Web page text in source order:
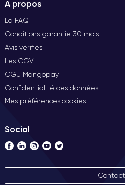
À propos
La FAQ
Conditions garantie 30 mois
Avis vérifiés
Les CGV
CGU Mangopay
Confidentialité des données
Mes préférences cookies
Social
Contact